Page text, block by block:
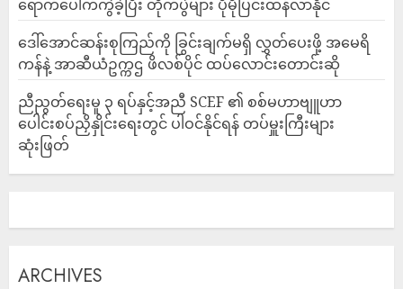
ရောက်ပေါက်ကွဲခဲ့ပြီး တိုက်ပွဲများ ပိုမိုပြင်းထန်လာနိုင်
ဒေါ်အောင်ဆန်းစုကြည်ကို ခြွင်းချက်မရှိ လွှတ်ပေးဖို့ အမေရိ
ကန်နဲ့ အာဆီယံဥက္ကဌ ဖိလစ်ပိုင် ထပ်လောင်းတောင်းဆို
ညီညွတ်ရေးမူ ၃ ရပ်နှင့်အညီ SCEF ၏ စစ်မဟာဗျူဟာ
ပေါင်းစပ်ညှိနှိုင်းရေးတွင် ပါဝင်နိုင်ရန် တပ်မှူးကြီးများ
ဆုံးဖြတ်
ARCHIVES